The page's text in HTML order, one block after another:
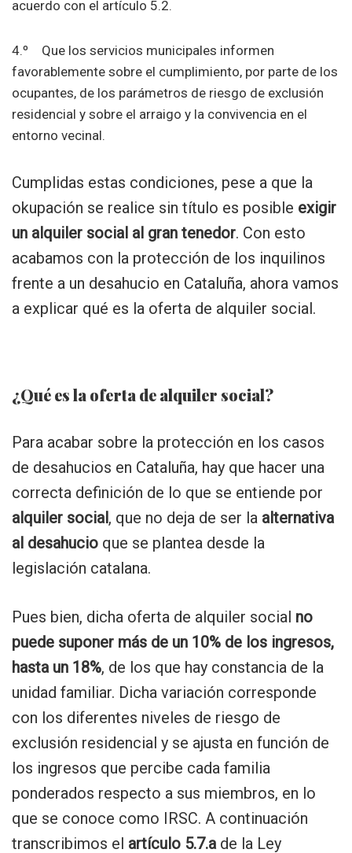
acuerdo con el artículo 5.2.
4.º Que los servicios municipales informen
favorablemente sobre el cumplimiento, por parte de los
ocupantes, de los parámetros de riesgo de exclusión
residencial y sobre el arraigo y la convivencia en el
entorno vecinal.
Cumplidas estas condiciones, pese a que la
okupación se realice sin título es posible exigir
un alquiler social al gran tenedor. Con esto
acabamos con la protección de los inquilinos
frente a un desahucio en Cataluña, ahora vamos
a explicar qué es la oferta de alquiler social.
¿Qué es la oferta de alquiler social?
Para acabar sobre la protección en los casos
de desahucios en Cataluña, hay que hacer una
correcta definición de lo que se entiende por
alquiler social, que no deja de ser la alternativa
al desahucio que se plantea desde la
legislación catalana.
Pues bien, dicha oferta de alquiler social no
puede suponer más de un 10% de los ingresos,
hasta un 18%, de los que hay constancia de la
unidad familiar. Dicha variación corresponde
con los diferentes niveles de riesgo de
exclusión residencial y se ajusta en función de
los ingresos que percibe cada familia
ponderados respecto a sus miembros, en lo
que se conoce como IRSC. A continuación
transcribimos el artículo 5.7.a de la Ley